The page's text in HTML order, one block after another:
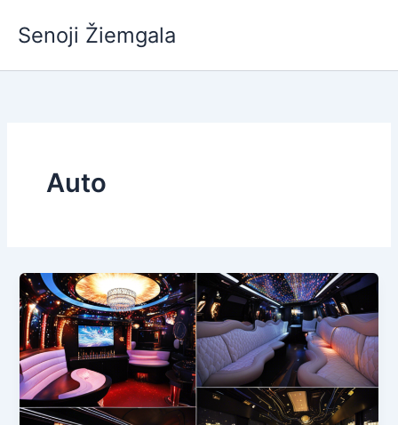
prieSenoji Žiemgala
Auto